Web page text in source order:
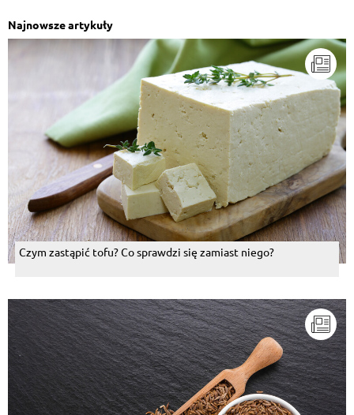
Najnowsze artykuły
Czym zastąpić tofu? Co sprawdzi się zamiast niego?